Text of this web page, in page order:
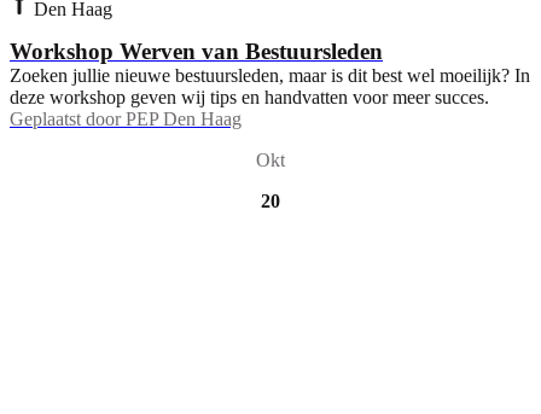
Den Haag
Workshop Werven van Bestuursleden
Zoeken jullie nieuwe bestuursleden, maar is dit best wel moeilijk? In
deze workshop geven wij tips en handvatten voor meer succes.
Geplaatst door PEP Den Haag
Okt
20